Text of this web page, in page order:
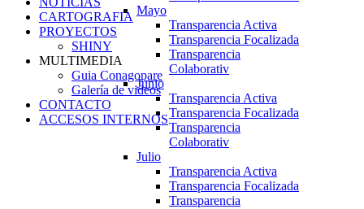
Mayo
Transparencia Activa
Transparencia Focalizada
Transparencia
Colaborativ
Junio
Transparencia Activa
Transparencia Focalizada
Transparencia
Colaborativ
Julio
Transparencia Activa
Transparencia Focalizada
Transparencia
CARTOGRAFIA
PROYECTOS
SHINY
MULTIMEDIA
Guia Conagopare
Galería de videos
CONTACTO
ACCESOS INTERNOS